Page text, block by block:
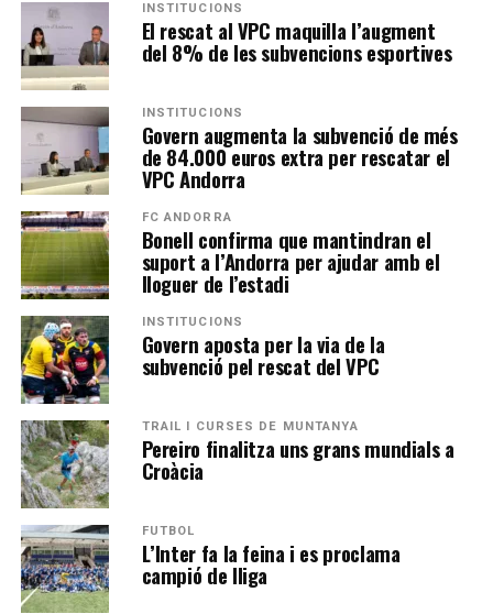
INSTITUCIONS
El rescat al VPC maquilla l’augment
del 8% de les subvencions esportives
INSTITUCIONS
Govern augmenta la subvenció de més
de 84.000 euros extra per rescatar el
VPC Andorra
FC ANDORRA
Bonell confirma que mantindran el
suport a l’Andorra per ajudar amb el
lloguer de l’estadi
INSTITUCIONS
Govern aposta per la via de la
subvenció pel rescat del VPC
TRAIL I CURSES DE MUNTANYA
Pereiro finalitza uns grans mundials a
Croàcia
FUTBOL
L’Inter fa la feina i es proclama
campió de lliga